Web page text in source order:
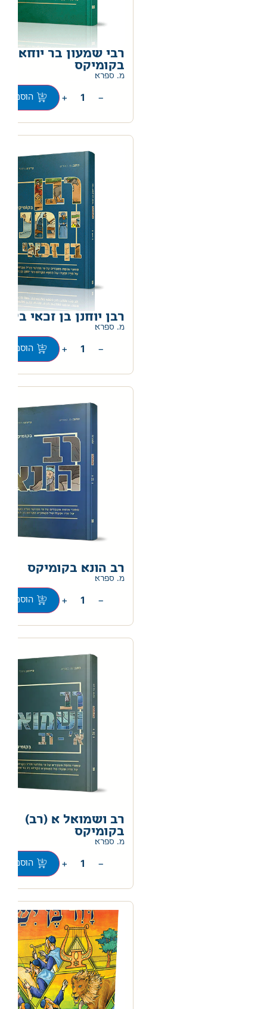
רבי שמעון בר יוחאי
בקומיקס
מ. ספרא
−
+ הוספה
רבן יוחנן בן זכאי
מ. ספרא
−
+ הוספה
רב הונא בקומיקס
מ. ספרא
−
+ הוספה
רב ושמואל א (רב)
בקומיקס
מ. ספרא
−
+ הוספה